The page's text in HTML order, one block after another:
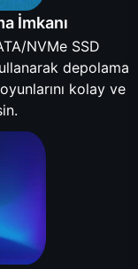
İmkanı
NVMe SSD
depolama
kolay ve